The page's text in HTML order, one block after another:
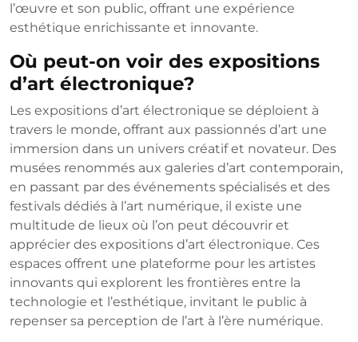
l’œuvre et son public, offrant une expérience
esthétique enrichissante et innovante.
Où peut-on voir des expositions
d’art électronique?
Les expositions d’art électronique se déploient à
travers le monde, offrant aux passionnés d’art une
immersion dans un univers créatif et novateur. Des
musées renommés aux galeries d’art contemporain,
en passant par des événements spécialisés et des
festivals dédiés à l’art numérique, il existe une
multitude de lieux où l’on peut découvrir et
apprécier des expositions d’art électronique. Ces
espaces offrent une plateforme pour les artistes
innovants qui explorent les frontières entre la
technologie et l’esthétique, invitant le public à
repenser sa perception de l’art à l’ère numérique.